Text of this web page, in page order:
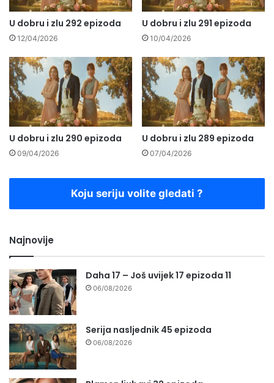
U dobru i zlu 292 epizoda
12/04/2026
U dobru i zlu 291 epizoda
10/04/2026
U dobru i zlu 290 epizoda
09/04/2026
U dobru i zlu 289 epizoda
07/04/2026
Koju seriju volite gledati ?
Najnovije
Daha 17 – Još uvijek 17 epizoda 11
06/08/2026
Serija nasljednik 45 epizoda
06/08/2026